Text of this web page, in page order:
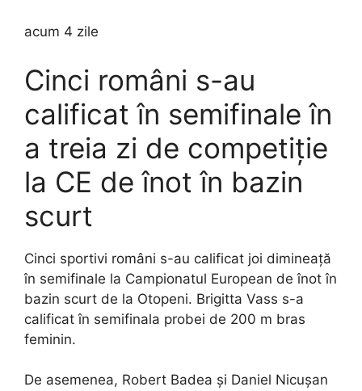
acum 4 zile
Cinci români s-au
calificat în semifinale în
a treia zi de competiție
la CE de înot în bazin
scurt
Cinci sportivi români s-au calificat joi dimineață
în semifinale la Campionatul European de înot în
bazin scurt de la Otopeni. Brigitta Vass s-a
calificat în semifinala probei de 200 m bras
feminin.
De asemenea, Robert Badea și Daniel Nicușan